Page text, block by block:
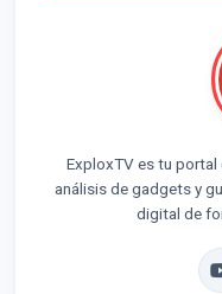
ExploxTV es tu
análisis de gadgets y
digital de